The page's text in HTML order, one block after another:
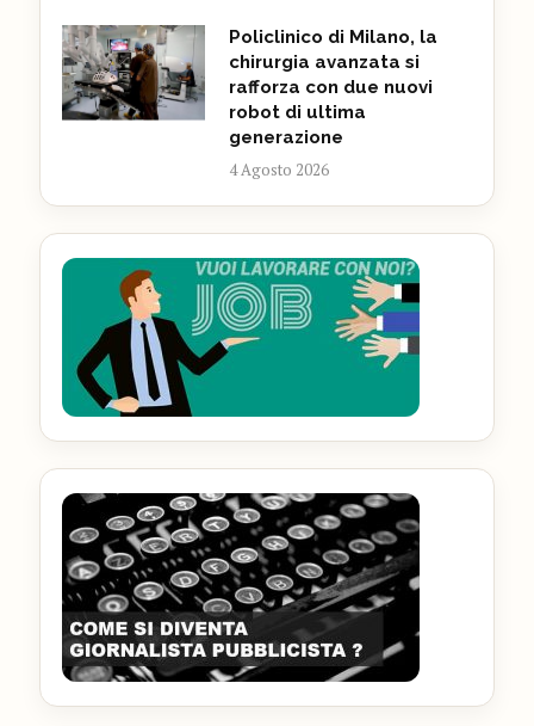
Policlinico di Milano, la
chirurgia avanzata si
rafforza con due nuovi
robot di ultima
generazione
4 Agosto 2026